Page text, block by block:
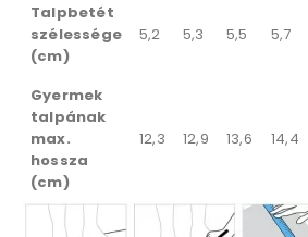
Talpbetét
szélessége
(cm)
5,2 5,3 5,5 5,7
Gyermek
talpának
max.
hossza
(cm)
12,3 12,9 13,6 14,4